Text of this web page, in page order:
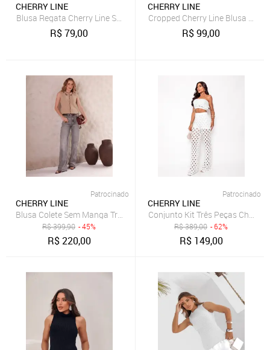
CHERRY LINE
Blusa Regata Cherry Line Sem Mangas Gola Alta Tricot Trança Preto
R$79,00
CHERRY LINE
Cropped Cherry Line Blusa Alça
R$99,00
Patrocinado
CHERRY LINE
Blusa Colete Sem Manga Tricot Premium Bicolor Flor Malha Bege
R$399,90 - 45%
R$220,00
Patrocinado
CHERRY LINE
Conjunto Kit Três Peças Cherry
R$389,00 - 62%
R$ 149,00